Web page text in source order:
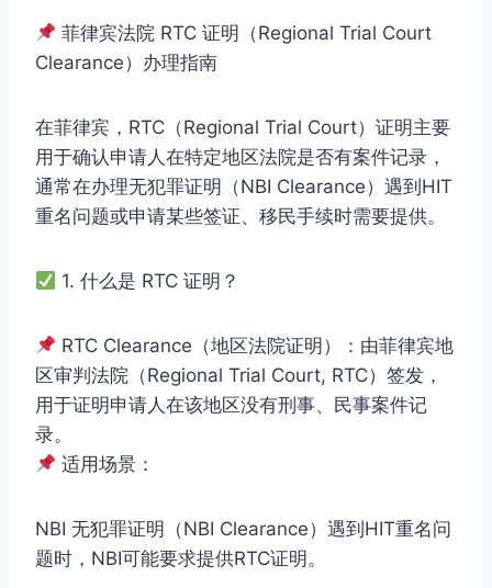
菲律宾法院 RTC 证明（Regional Trial Court
Clearance）办理指南
在菲律宾，RTC（Regional Trial Court）证明主要
用于确认申请人在特定地区法院是否有案件记录，
通常在办理无犯罪证明（NBI Clearance）遇到HIT
重名问题或申请某些签证、移民手续时需要提供。
1. 什么是 RTC 证明？
RTC Clearance（地区法院证明）：由菲律宾地
区审判法院（Regional Trial Court, RTC）签发，
用于证明申请人在该地区没有刑事、民事案件记
录。
适用场景：
NBI 无犯罪证明（NBI Clearance）遇到HIT重名问
题时，NBI可能要求提供RTC证明。